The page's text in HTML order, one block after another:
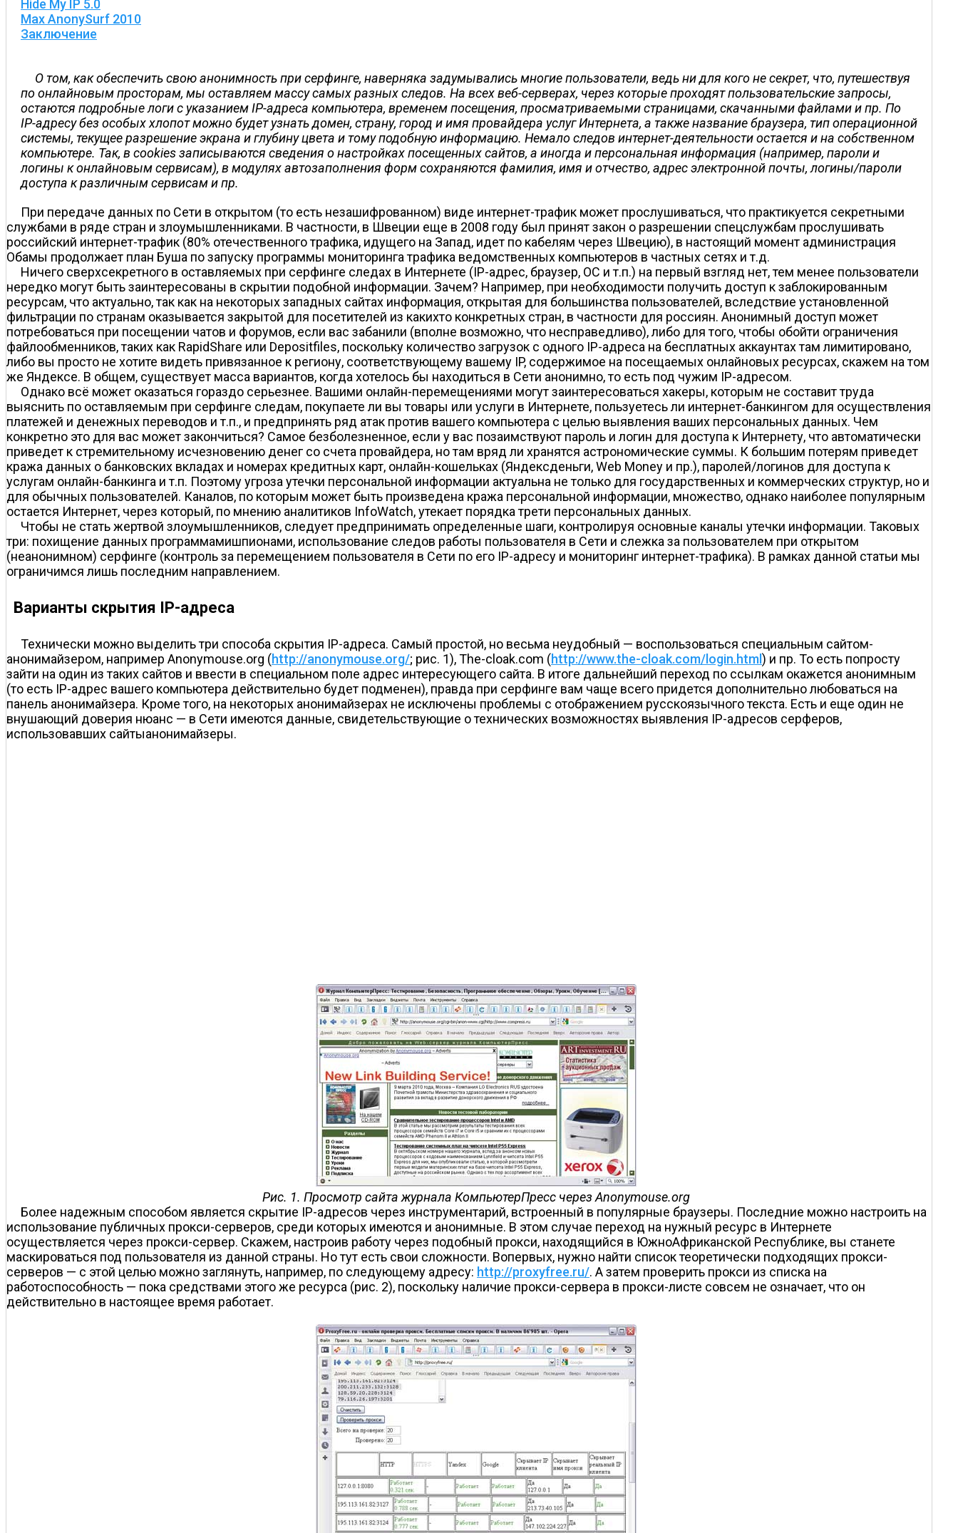
Hide My IP 5.0
Max AnonySurf 2010
Заключение
О том, как обеспечить свою анонимность при серфинге, наверняка задумывались многие пользователи, ведь ни для кого не секрет, что, путешествуя
по онлайновым просторам, мы оставляем массу самых разных следов. На всех веб-серверах, через которые проходят пользовательские запросы,
остаются подробные логи с указанием IP-адреса компьютера, временем посещения, просматриваемыми страницами, скачанными файлами и пр. По
IP-адресу без особых хлопот можно будет узнать домен, страну, город и имя провайдера услуг Интернета, а также название браузера, тип операционной
системы, текущее разрешение экрана и глубину цвета и тому подобную информацию. Немало следов интернет-деятельности остается и на собственном
компьютере. Так, в cookies записываются сведения о настройках посещенных сайтов, а иногда и персональная информация (например, пароли и
логины к онлайновым сервисам), в модулях автозаполнения форм сохраняются фамилия, имя и отчество, адрес электронной почты, логины/пароли
доступа к различным сервисам и пр.
При передаче данных по Сети в открытом (то есть незашифрованном) виде интернет-трафик может прослушиваться, что практикуется секретными
службами в ряде стран и злоумышленниками. В частности, в Швеции еще в 2008 году был принят закон о разрешении спецслужбам прослушивать
российский интернет-трафик (80% отечественного трафика, идущего на Запад, идет по кабелям через Швецию), в настоящий момент администрация
Обамы продолжает план Буша по запуску программы мониторинга трафика ведомственных компьютеров в частных сетях и т.д.
Ничего сверхсекретного в оставляемых при серфинге следах в Интернете (IP-адрес, браузер, ОС и т.п.) на первый взгляд нет, тем менее пользователи
нередко могут быть заинтересованы в скрытии подобной информации. Зачем? Например, при необходимости получить доступ к заблокированным
ресурсам, что актуально, так как на некоторых западных сайтах информация, открытая для большинства пользователей, вследствие установленной
фильтрации по странам оказывается закрытой для посетителей из каких­то конкретных стран, в частности для россиян. Анонимный доступ может
потребоваться при посещении чатов и форумов, если вас забанили (вполне возможно, что несправедливо), либо для того, чтобы обойти ограничения
файлообменников, таких как RapidShare или Depositfiles, поскольку количество загрузок с одного IP-адреса на бесплатных аккаунтах там лимитировано,
либо вы просто не хотите видеть привязанное к региону, соответствующему вашему IP, содержимое на посещаемых онлайновых ресурсах, скажем на том
же Яндексе. В общем, существует масса вариантов, когда хотелось бы находиться в Сети анонимно, то есть под чужим IP-адресом.
Однако всё может оказаться гораздо серьезнее. Вашими онлайн-перемещениями могут заинтересоваться хакеры, которым не составит труда
выяснить по оставляемым при серфинге следам, покупаете ли вы товары или услуги в Интернете, пользуетесь ли интернет-банкингом для осуществления
платежей и денежных переводов и т.п., и предпринять ряд атак против вашего компьютера с целью выявления ваших персональных данных. Чем
конкретно это для вас может закончиться? Самое безболезненное, если у вас позаимствуют пароль и логин для доступа к Интернету, что автоматически
приведет к стремительному исчезновению денег со счета провайдера, но там вряд ли хранятся астрономические суммы. К большим потерям приведет
кража данных о банковских вкладах и номерах кредитных карт, онлайн-кошельках (Яндекс­деньги, Web Money и пр.), паролей/логинов для доступа к
услугам онлайн-банкинга и т.п. Поэтому угроза утечки персональной информации актуальна не только для государственных и коммерческих структур, но и
для обычных пользователей. Каналов, по которым может быть произведена кража персональной информации, множество, однако наиболее популярным
остается Интернет, через который, по мнению аналитиков InfoWatch, утекает порядка трети персональных данных.
Чтобы не стать жертвой злоумышленников, следует предпринимать определенные шаги, контролируя основные каналы утечки информации. Таковых
три: похищение данных программами­шпионами, использование следов работы пользователя в Сети и слежка за пользователем при открытом
(неанонимном) серфинге (контроль за перемещением пользователя в Сети по его IP-адресу и мониторинг интернет-трафика). В рамках данной статьи мы
ограничимся лишь последним направлением.
Варианты скрытия IP-адреса
Технически можно выделить три способа скрытия IP-адреса. Самый простой, но весьма неудобный — воспользоваться специальным сайтом-
анонимайзером, например Anonymouse.org (http://anonymouse.org/; рис. 1), The-cloak.com (http://www.the-cloak.com/login.html) и пр. То есть попросту
зайти на один из таких сайтов и ввести в специальном поле адрес интересующего сайта. В итоге дальнейший переход по ссылкам окажется анонимным
(то есть IP-адрес вашего компьютера действительно будет подменен), правда при серфинге вам чаще всего придется дополнительно любоваться на
панель анонимайзера. Кроме того, на некоторых анонимайзерах не исключены проблемы с отображением русскоязычного текста. Есть и еще один не
внушающий доверия нюанс — в Сети имеются данные, свидетельствующие о технических возможностях выявления IP-адресов серферов,
использовавших сайты­анонимайзеры.
Рис. 1. Просмотр сайта журнала КомпьютерПресс через Anonymouse.org
Более надежным способом является скрытие IP-адресов через инструментарий, встроенный в популярные браузеры. Последние можно настроить на
использование публичных прокси-серверов, среди которых имеются и анонимные. В этом случае переход на нужный ресурс в Интернете
осуществляется через прокси-сервер. Скажем, настроив работу через подобный прокси, находящийся в Южно­Африканской Республике, вы станете
маскироваться под пользователя из данной страны. Но тут есть свои сложности. Во­первых, нужно найти список теоретически подходящих прокси-
серверов — с этой целью можно заглянуть, например, по следующему адресу: http://proxyfree.ru/. А затем проверить прокси из списка на
работоспособность — пока средствами этого же ресурса (рис. 2), поскольку наличие прокси-сервера в прокси-листе совсем не означает, что он
действительно в настоящее время работает.